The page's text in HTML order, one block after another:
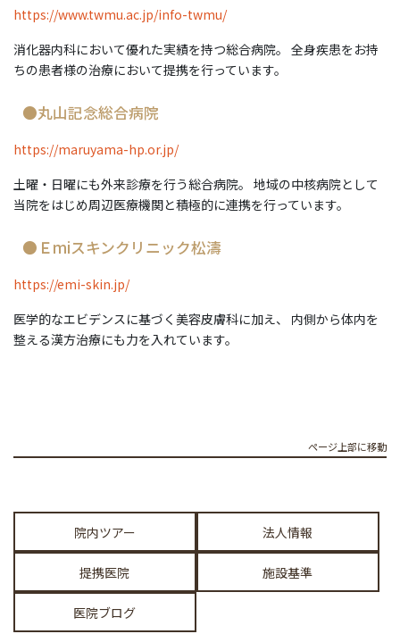
https://www.twmu.ac.jp/info-twmu/
消化器内科において優れた実績を持つ総合病院。 全身疾患をお持
ちの患者様の治療において提携を行っています。
●丸山記念総合病院
https://maruyama-hp.or.jp/
土曜・日曜にも外来診療を行う総合病院。 地域の中核病院として
当院をはじめ周辺医療機関と積極的に連携を行っています。
●Ｅmiスキンクリニック松濤
https://emi-skin.jp/
医学的なエビデンスに基づく美容皮膚科に加え、 内側から体内を
整える漢方治療にも力を入れています。
ページ上部に移動
院内ツアー 法人情報
提携医院 施設基準
医院ブログ